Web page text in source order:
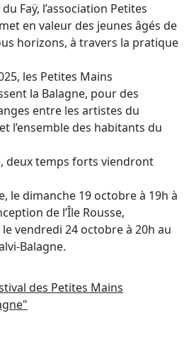
Faÿ, l’association Petites
en valeur des jeunes âgés de
horizons, à travers la pratique
les Petites Mains
la Balagne, pour des
entre les artistes du
l’ensemble des habitants du
deux temps forts viendront
le dimanche 19 octobre à 19h à
de l’Île Rousse,
vendredi 24 octobre à 20h au
Balagne.
des Petites Mains